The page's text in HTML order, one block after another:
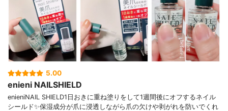
5.00
enieni NAILSHIELD
enieniNAIL SHIELD⁡1日おきに重ね塗りをして1週間後にオフするネイル
シールド✨⁡保湿成分が爪に浸透しながら爪の欠けや剥がれを防いでくれ